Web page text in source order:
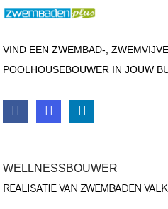
VIND EEN ZWEMBAD-,
POOLHOUSEBOUWER IN JOUW
WELLNESSBOUWER
REALISATIE VAN ZWEMBADEN